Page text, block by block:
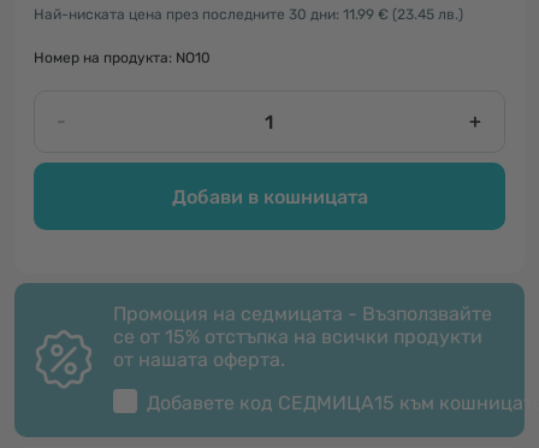
Най-ниската цена през последните 30 дни: 11.99 € (23.45 лв.)
Номер на продукта: NO10
- +
Добави в кошницата
Промоция на седмицата - Възползвайте
се от 15% отстъпка на всички продукти
от нашата оферта.
Добавете код СЕДМИЦА15 към